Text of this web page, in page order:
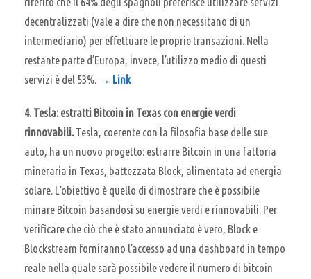
decentralizzati (vale a dire che non necessitano di un
intermediario) per effettuare le proprie transazioni. Nella
restante parte d’Europa, invece, l’utilizzo medio di questi
servizi è del 53%. → Link
4. Tesla: estratti Bitcoin in Texas con energie verdi
rinnovabili.Tesla, coerente con la filosofia base delle sue
auto, ha un nuovo progetto: estrarre Bitcoin in una fattoria
mineraria in Texas, battezzata Block, alimentata ad energia
solare. L’obiettivo è quello di dimostrare che è possibile
minare Bitcoin basandosi su energie verdi e rinnovabili. Per
verificare che ciò che è stato annunciato è vero, Block e
Blockstream forniranno l’accesso ad una dashboard in tempo
reale nella quale sarà possibile vedere il numero di bitcoin